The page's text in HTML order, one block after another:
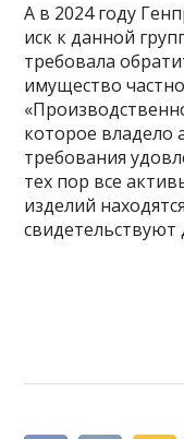
А в 2024 году
иск к данной
требовала
имущество
которое владело
требования
тех пор все
изделий